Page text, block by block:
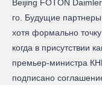
Beijing FOTON
го. Будущие партнеры
хотя формально
когда в присутствии
премьер-министра
подписано